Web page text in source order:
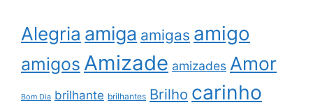
Alegria amiga amigas amigo
amigos Amizade amizades Amor
Bom Dia brilhante brilhantes Brilho carinho